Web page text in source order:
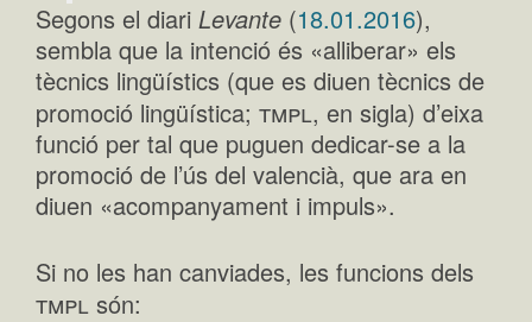
Segons el diari Levante (18.01.2016),
sembla que la intenció és «alliberar» els
tècnics lingüístics (que es diuen tècnics de
promoció lingüística; tmpl, en sigla) d’eixa
funció per tal que puguen dedicar-se a la
promoció de l’ús del valencià, que ara en
diuen «acompanyament i impuls».
Si no les han canviades, les funcions dels
tmpl són: